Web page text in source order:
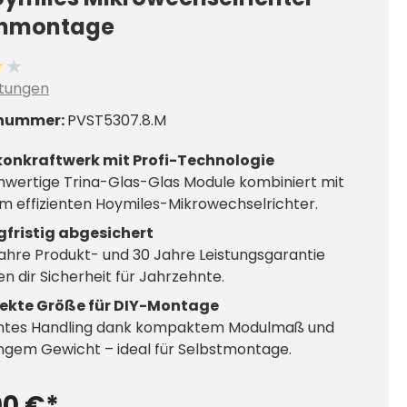
Bewertung von 4 von 5 Sternen
PVST5307.8.M
mit Profi-Technologie
Trina-Glas-Glas Module kombiniert mit
effizienten Hoymiles-Mikrowechselrichter.
abgesichert
Produkt- und 30 Jahre Leistungsgarantie
dir Sicherheit für Jahrzehnte.
Größe für DIY-Montage
Handling dank kompaktem Modulmaß und
Gewicht – ideal für Selbstmontage.